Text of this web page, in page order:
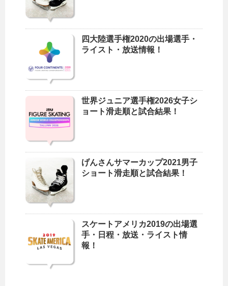
四大陸選手権2020の出場選手・
ライスト・放送情報！
世界ジュニア選手権2026女子シ
ョート滑走順と試合結果！
げんさんサマーカップ2021男子
ショート滑走順と試合結果！
スケートアメリカ2019の出場選
手・日程・放送・ライスト情
報！